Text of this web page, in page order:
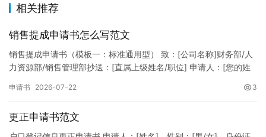
相关推荐
销售提成申请书怎么写范文
销售提成申请书（模板一：标准通用型） 致：[公司名称]财务部/人
力资源部/销售管理部抄送：[直属上级姓名/职位] 申请人：[您的姓
申请书 2026-07-22 3
更正申请书范文